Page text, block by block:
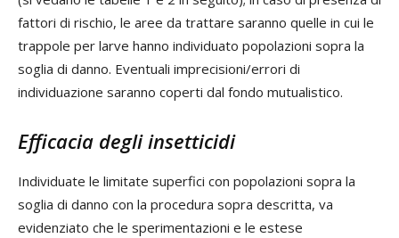
fattori di rischio, le aree da trattare saranno quelle in cui le
trappole per larve hanno individuato popolazioni sopra la
soglia di danno. Eventuali imprecisioni/errori di
individuazione saranno coperti dal fondo mutualistico.
Efficacia degli insetticidi
Individuate le limitate superfici con popolazioni sopra la
soglia di danno con la procedura sopra descritta, va
evidenziato che le sperimentazioni e le estese